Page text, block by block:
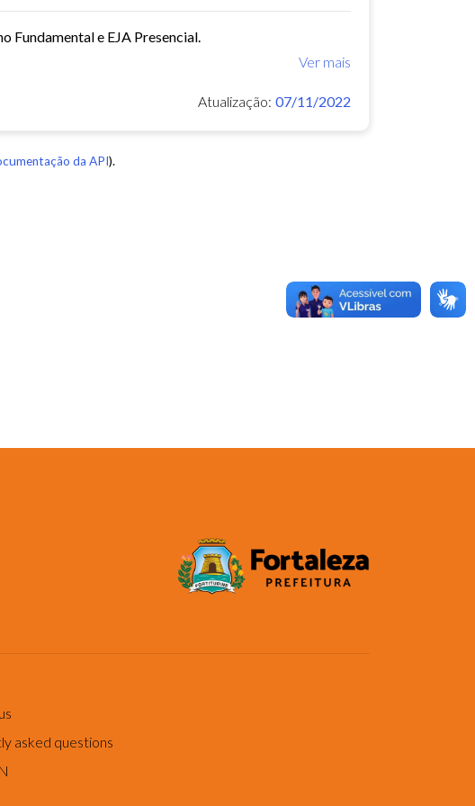
Fundamental e EJA Presencial.
Ver mais
Atualização: 07/11/2022
da API).
asked questions